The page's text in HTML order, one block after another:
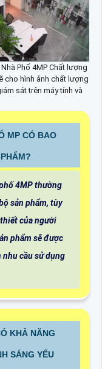
Phố 4MP Chất lượng
cho hình ảnh chất lượng
sát trên máy tính và
MP CÓ BAO
4MP thường
sản phẩm, tùy
của người
phẩm sẽ được
nhu cầu sử dụng
KHẢ NĂNG
SÁNG YẾU